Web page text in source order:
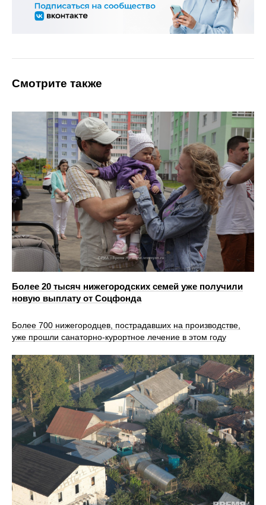
Смотрите также
Более 20 тысяч нижегородских семей уже получили
новую выплату от Соцфонда
Более 700 нижегородцев, пострадавших на производстве,
уже прошли санаторно‑курортное лечение в этом году